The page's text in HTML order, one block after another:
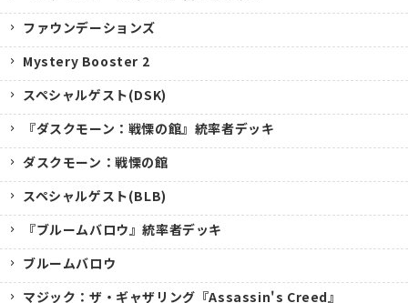
ファウンデーションズ
Mystery Booster 2
スペシャルゲスト(DSK)
『ダスクモーン：戦慄の館』統率者デッキ
ダスクモーン：戦慄の館
スペシャルゲスト(BLB)
『ブルームバロウ』統率者デッキ
ブルームバロウ
マジック：ザ・ギャザリング『Assassin's Creed』